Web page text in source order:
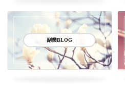
副業BLOG